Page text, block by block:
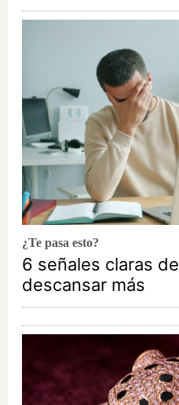
¿Te pasa esto?
6 señales claras
descansar más